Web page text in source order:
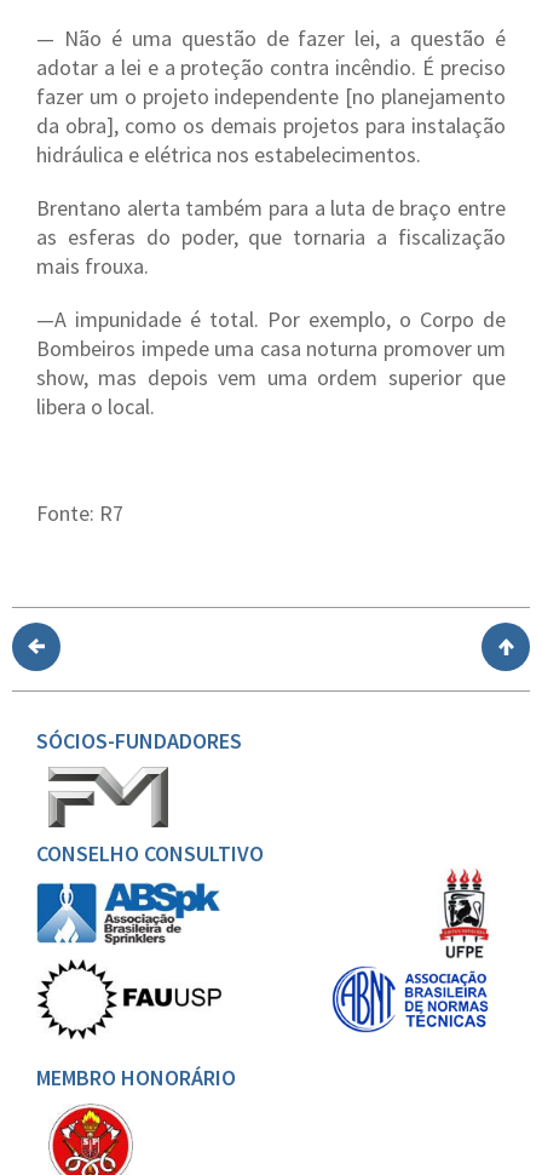
— Não é uma questão de fazer lei, a questão é
adotar a lei e a proteção contra incêndio. É preciso
fazer um o projeto independente [no planejamento
da obra], como os demais projetos para instalação
hidráulica e elétrica nos estabelecimentos.
Brentano alerta também para a luta de braço entre
as esferas do poder, que tornaria a fiscalização
mais frouxa.
—A impunidade é total. Por exemplo, o Corpo de
Bombeiros impede uma casa noturna promover um
show, mas depois vem uma ordem superior que
libera o local.
Fonte: R7
SÓCIOS-FUNDADORES
CONSELHO CONSULTIVO
MEMBRO HONORÁRIO